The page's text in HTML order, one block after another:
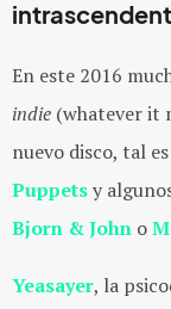
En este 2016
indie (whatever it
nuevo disco, tal
Puppetsy
Bjorn & John o
Yeasayer, la